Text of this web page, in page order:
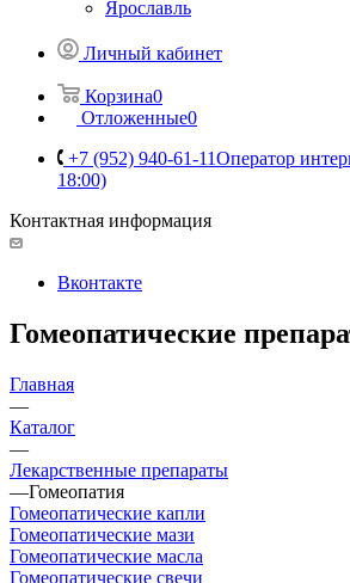
Ярославль
Личный кабинет
Корзина0
Отложенные0
+7 (952) 940-61-11Оператор
18:00)
Контактная информация
Вконтакте
Гомеопатические
Главная
—
Каталог
—
Лекарственные препараты
—Гомеопатия
Гомеопатические капли
Гомеопатические мази
Гомеопатические масла
Гомеопатические свечи